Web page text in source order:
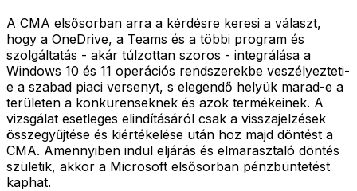
A CMA elsősorban arra a kérdésre keresi a választ,
hogy a OneDrive, a Teams és a többi program és
szolgáltatás - akár túlzottan szoros - integrálása a
Windows 10 és 11 operációs rendszerekbe veszélyezteti-
e a szabad piaci versenyt, s elegendő helyük marad-e a
területen a konkurenseknek és azok termékeinek. A
vizsgálat esetleges elindításáról csak a visszajelzések
összegyűjtése és kiértékelése után hoz majd döntést a
CMA. Amennyiben indul eljárás és elmarasztaló döntés
születik, akkor a Microsoft elsősorban pénzbüntetést
kaphat.